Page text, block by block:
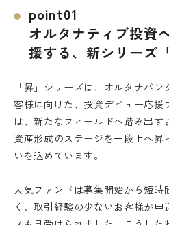
point01
オルタナティブ投資
援する、新シリーズ
「昇」シリーズは、オルタナバ
客様に向けた、投資デビュー応援
は、新たなフィールドへ踏み出す
資産形成のステージを一段上へ昇
いを込めています。
人気ファンドは募集開始から短
く、取引経験の少ないお客様が